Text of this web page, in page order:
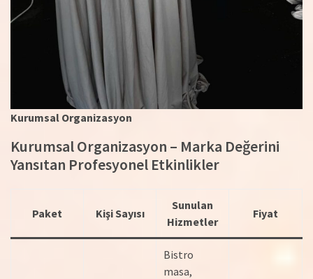
Kurumsal Organizasyon
Kurumsal Organizasyon – Marka Değerini
Yansıtan Profesyonel Etkinlikler
Paket Kişi Sayısı
Sunulan
Hizmetler
Fiyat
Bistro
masa,